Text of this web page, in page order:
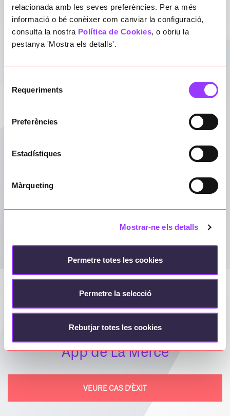
relacionada amb les seves preferències. Per a més
informació o bé conèixer com canviar la configuració,
consulta la nostra Política de Cookies, o obriu la
pestanya 'Mostra els detalls'.
Requeriments
Preferències
Estadístiques
Màrqueting
Mostrar-ne els detalls
Permetre totes les cookies
Permetre la selecció
Rebutjar totes les cookies
VEURE CAS D'ÈXIT
Veure cas d'èxit
App de La Mercè
VEURE CAS D'ÈXIT